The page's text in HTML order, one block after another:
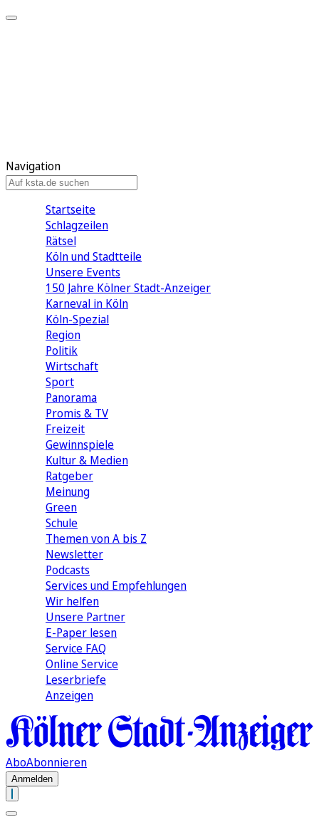
Navigation
Startseite
Schlagzeilen
Rätsel
Köln und Stadtteile
Unsere Events
150 Jahre Kölner Stadt-Anzeiger
Karneval in Köln
Köln-Spezial
Region
Politik
Wirtschaft
Sport
Panorama
Promis & TV
Freizeit
Gewinnspiele
Kultur & Medien
Ratgeber
Meinung
Green
Schule
Themen von A bis Z
Newsletter
Podcasts
Services und Empfehlungen
Wir helfen
Unsere Partner
E-Paper lesen
Service FAQ
Online Service
Leserbriefe
Anzeigen
AboAbonnieren
Anmelden